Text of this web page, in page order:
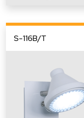
S-116B/T